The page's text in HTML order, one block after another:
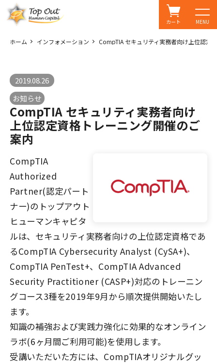
MENU
カート
ホーム インフォメーション CompTIA セキュリティ実務者向け上位認定
2019.08.26
お知らせ
CompTIA セキュリティ実務者向け
上位認定資格トレーニング開催のご
案内
CompTIA
Authorized
Partner(認定パート
ナー)のトップアウト
ヒューマンキャピタ
ルは、セキュリティ実務者向けの上位認定資格であ
るCompTIA Cybersecurity Analyst (CySA+)、
CompTIA PenTest+、CompTIA Advanced
Security Practitioner (CASP+)対応のトレーニン
グコース3種を2019年9月から順次提供開始いたし
ます。
知識の補強および実践力強化に効果的なオンライン
ラボ(6ヶ月間ご利用可能)を使用します。
受講いただいた方には、CompTIAオリジナルグッ